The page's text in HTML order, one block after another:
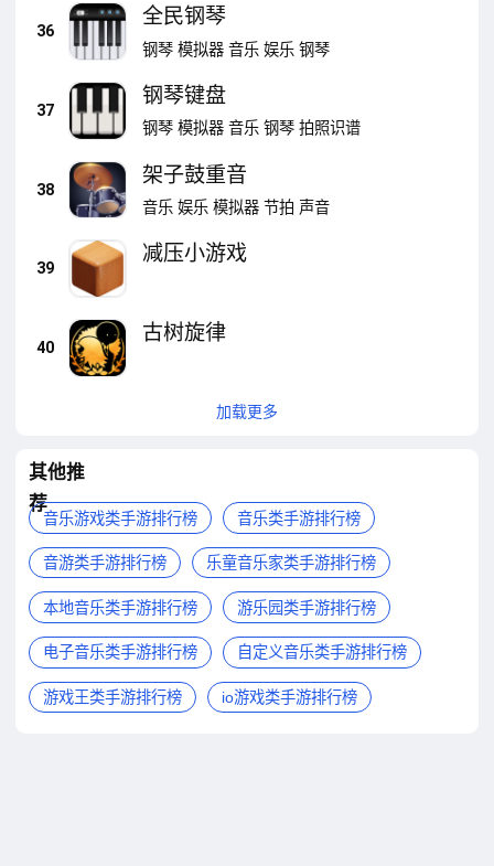
36
全民钢琴
钢琴 模拟器 音乐 娱乐 钢琴
37
钢琴键盘
钢琴 模拟器 音乐 钢琴 拍照识谱
38
架子鼓重音
音乐 娱乐 模拟器 节拍 声音
39
减压小游戏
40
古树旋律
加载更多
其他推
荐
音乐游戏类手游排行榜 音乐类手游排行榜
音游类手游排行榜 乐童音乐家类手游排行榜
本地音乐类手游排行榜 游乐园类手游排行榜
电子音乐类手游排行榜 自定义音乐类手游排行榜
游戏王类手游排行榜 io游戏类手游排行榜